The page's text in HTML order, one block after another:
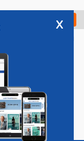
Check in
Vacatures
x